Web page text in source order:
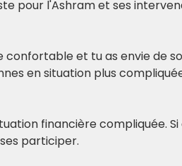
pour l'Ashram et ses
confortable et tu as envie de
en situation plus
financière compliquée.
participer.